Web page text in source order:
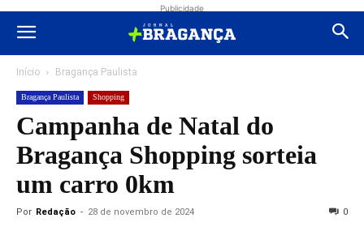
Publicidade
Início Bragança Paulista
Bragança Paulista Shopping
Campanha de Natal do
Bragança Shopping sorteia
um carro 0km
Por Redação - 28 de novembro de 2024 0